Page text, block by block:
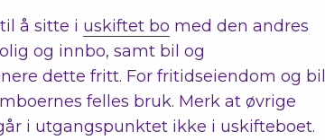
å sitte i uskiftet bo med den andres
og innbo, samt bil og
dette fritt. For fritidseiendom og bil
felles bruk. Merk at øvrige
i utgangspunktet ikke i uskifteboet.